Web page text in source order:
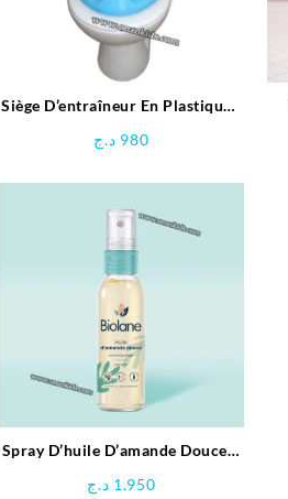
Siège D’entraîneur En Plastique -
980 د.ج
Spray D’huile D’amande Douce –
1.950 د.ج